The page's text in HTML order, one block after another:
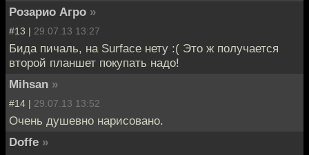
Розарио Агро »
#13 | 29.07.13 13:27
Бида пичаль, на Surface нету :( Это ж получается
второй планшет покупать надо!
Mihsan »
#14 | 29.07.13 13:52
Очень душевно нарисовано.
Doffe »